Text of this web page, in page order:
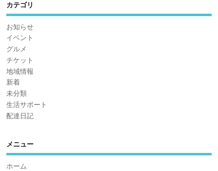
カテゴリ
お知らせ
イベント
グルメ
チケット
地域情報
新着
未分類
生活サポート
配達日記
メニュー
ホーム